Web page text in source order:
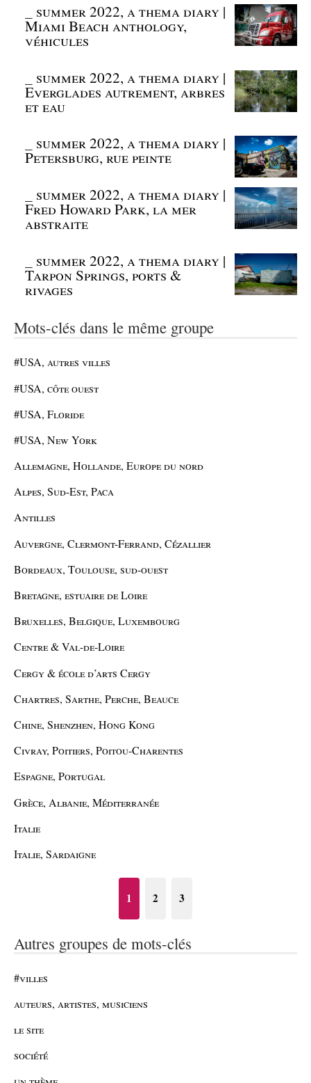
summer 2022, a thema diary |
Miami Beach anthology,
véhicules
summer 2022, a thema diary |
Everglades autrement, arbres
et eau
summer 2022, a thema diary |
Petersburg, rue peinte
summer 2022, a thema diary |
Fred Howard Park, la mer
abstraite
summer 2022, a thema diary |
Tarpon Springs, ports &
rivages
Mots-clés dans le même groupe
#USA, autres villes
#USA, côte ouest
#USA, Floride
#USA, New York
Allemagne, Hollande, Europe du nord
Alpes, Sud-Est, Paca
Antilles
Auvergne, Clermont-Ferrand, Cézallier
Bordeaux, Toulouse, sud-ouest
Bretagne, estuaire de Loire
Bruxelles, Belgique, Luxembourg
Centre & Val-de-Loire
Cergy & école d’arts Cergy
Chartres, Sarthe, Perche, Beauce
Chine, Shenzhen, Hong Kong
Civray, Poitiers, Poitou-Charentes
Espagne, Portugal
Grèce, Albanie, Méditerranée
Italie
Italie, Sardaigne
1 2 3
Autres groupes de mots-clés
#villes
auteurs, artistes, musiciens
le site
société